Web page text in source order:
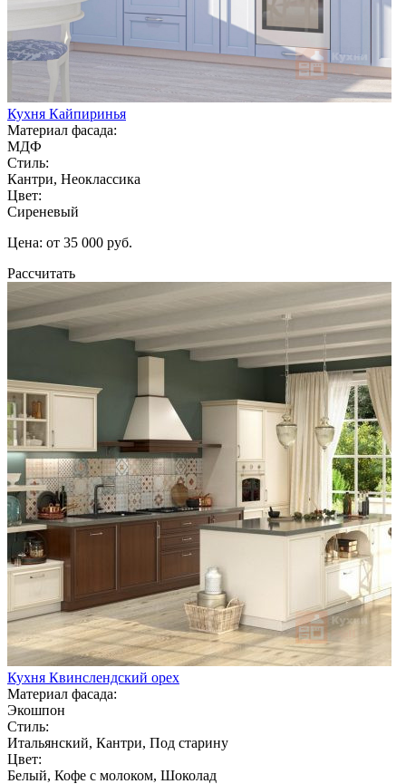
Кухня Кайпиринья
Материал фасада:
МДФ
Стиль:
Кантри, Неоклассика
Цвет:
Сиреневый
Цена: от 35 000 руб.
Рассчитать
Кухня Квинслендский орех
Материал фасада:
Экошпон
Стиль:
Итальянский, Кантри, Под старину
Цвет:
Белый, Кофе с молоком, Шоколад